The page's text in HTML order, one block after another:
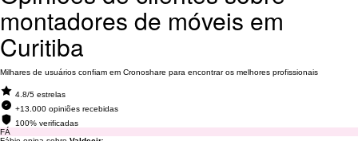
montadores de móveis em
Curitiba
Milhares de usuários confiam em Cronoshare para encontrar os melhores profissionais
4.8/5 estrelas
+13.000 opiniões recebidas
100% verificadas
FÁ